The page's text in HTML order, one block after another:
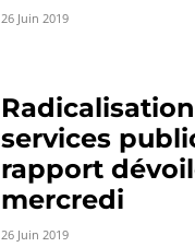
26 Juin 2019
services
rapport
mercredi
26 Juin 2019